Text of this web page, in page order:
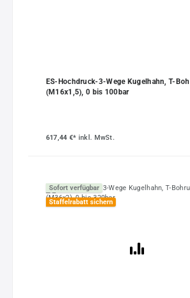
ES-Hochdruck-3-Wege Kugelhahn, T-
(M16x1,5), 0 bis 100bar
617,44 €* inkl. MwSt.
Sofort verfügbar
Staffelrabatt sichern